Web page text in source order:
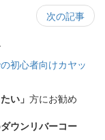
次の記事
初心者向けカヤッ
い」 方にお勧め
ダウンリバーコー